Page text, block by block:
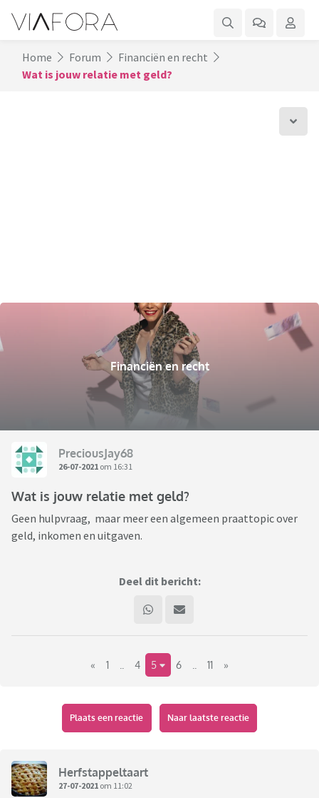
Home Forum
Financiën en recht
Wat is jouw relatie met geld?
Financiën en recht
PreciousJay68
26-07-2021 om 16:31
Wat is jouw relatie met geld?
Geen hulpvraag, maar meer een algemeen praattopic over
geld, inkomen en uitgaven.
Deel dit bericht:
« 1 4 5 6 11 »
Plaats een reactie Naar laatste reactie
Herfstappeltaart
27-07-2021 om 11:02